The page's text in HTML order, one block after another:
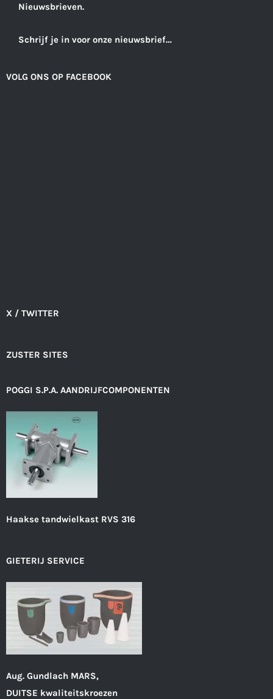
Nieuwsbrieven.
Schrijf je in voor onze nieuwsbrief…
VOLG ONS OP FACEBOOK
X / TWITTER
ZUSTER SITES
POGGI S.P.A. AANDRIJFCOMPONENTEN
Haakse tandwielkast RVS 316
GIETERIJ SERVICE
Aug. Gundlach MARS,
DUITSE kwaliteitskroezen